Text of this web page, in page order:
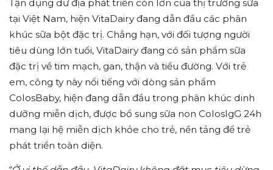
Tận dụng dư địa phát triển còn lớn của thị trường sữa
tại Việt Nam, hiện VitaDairy đang dẫn đầu các phân
khúc sữa bột đặc trị. Chẳng hạn, với đối tượng người
tiêu dùng lớn tuổi, VitaDairy đang có sản phẩm sữa
đặc trị về tim mạch, gan, thận và tiểu đường. Với trẻ
em, công ty này nổi tiếng với dòng sản phẩm
ColosBaby, hiện đang dẫn đầu trong phân khúc dinh
dưỡng miễn dịch, được bổ sung sữa non ColosIgG 24h
mang lại hệ miễn dịch khỏe cho trẻ, nền tảng để trẻ
phát triển toàn diện.